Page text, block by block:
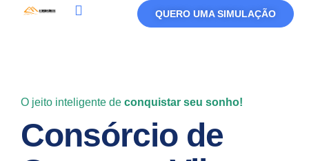
QUERO UMA SIMULAÇÃO
O jeito inteligente de conquistar seu sonho!
Consórcio de